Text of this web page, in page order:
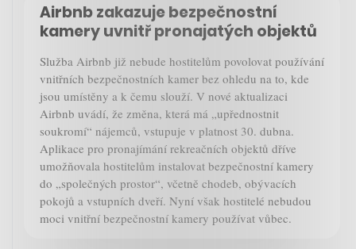
Airbnb zakazuje bezpečnostní
kamery uvnitř pronajatých objektů
Služba Airbnb již nebude hostitelům povolovat používání
vnitřních bezpečnostních kamer bez ohledu na to, kde
jsou umístěny a k čemu slouží. V nové aktualizaci
Airbnb uvádí, že změna, která má „upřednostnit
soukromí“ nájemců, vstupuje v platnost 30. dubna.
Aplikace pro pronajímání rekreačních objektů dříve
umožňovala hostitelům instalovat bezpečnostní kamery
do „společných prostor“, včetně chodeb, obývacích
pokojů a vstupních dveří. Nyní však hostitelé nebudou
moci vnitřní bezpečnostní kamery používat vůbec.